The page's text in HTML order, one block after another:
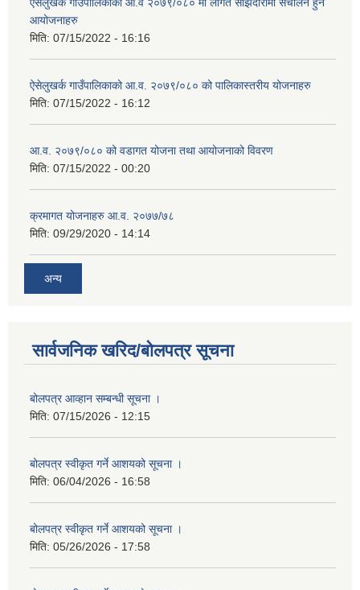
आयोजनाहरु
मिति: 07/15/2022 - 16:16
ऐसेलुखर्क गाउँपालिकाको आ.व. २०७९/०८० को पालिकास्तरीय योजनाहरु
मिति: 07/15/2022 - 16:12
आ.व. २०७९/०८० को वडागत योजना तथा आयोजनाको विवरण
मिति: 07/15/2022 - 00:20
क्रमागत योजनाहरु आ.व. २०७७/७८
मिति: 09/29/2020 - 14:14
अन्य
सार्वजनिक खरिद/बोलपत्र सूचना
बोलपत्र आव्हान सम्बन्धी सूचना ।
मिति: 07/15/2026 - 12:15
बोलपत्र स्वीकृत गर्ने आशयको सूचना ।
मिति: 06/04/2026 - 16:58
बोलपत्र स्वीकृत गर्ने आशयको सूचना ।
मिति: 05/26/2026 - 17:58